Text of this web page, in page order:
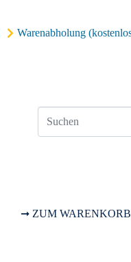
Warenabholung
➞ ZUM WARENKORB